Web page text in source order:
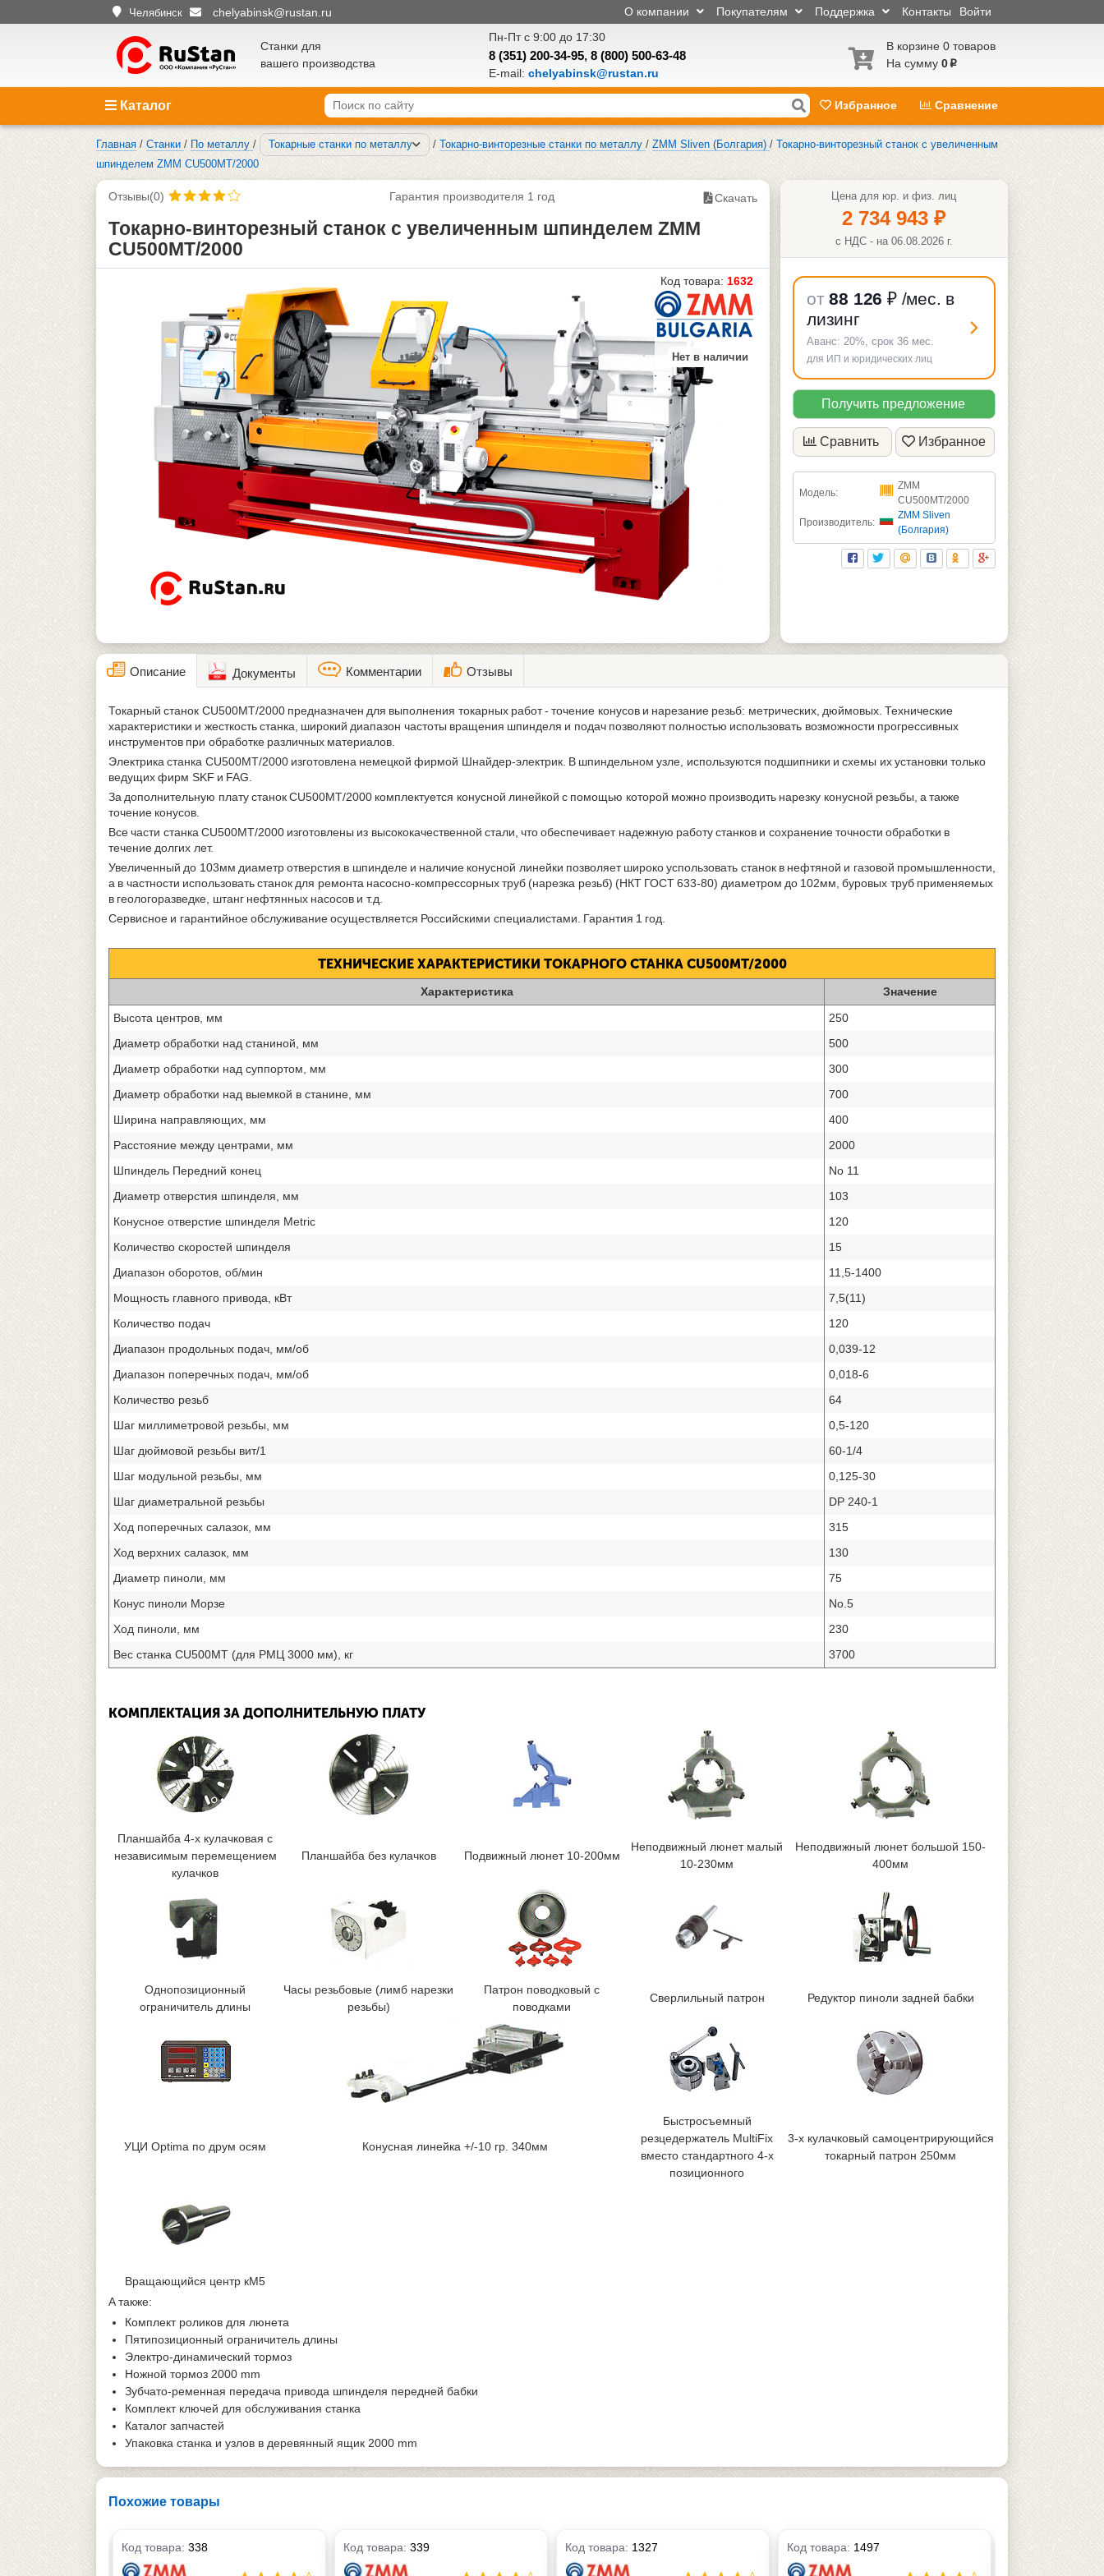
Челябинск chelyabinsk@rustan.ru Войти
Контакты
Поддержка
Покупателям
О компании
Станки для
вашего производства
Пн-Пт с 9:00 до 17:30
8 (351) 200-34-95, 8 (800) 500-63-48
E-mail: chelyabinsk@rustan.ru
В корзине 0 товаров
На сумму 0 p
Каталог Избранное Сравнение
Главная / Станки / По металлу / Токарные станки по металлу / Токарно-винторезные станки по металлу / ZMM Sliven (Болгария) / Токарно-винторезный станок с увеличенным
шпинделем ZMM CU500MT/2000
Отзывы(0) Гарантия производителя 1 год Скачать
Токарно-винторезный станок с увеличенным шпинделем ZMM
CU500MT/2000
Код товара: 1632
Нет в наличии
Цена для юр. и физ. лиц
2 734 943₽
с НДС - на 06.08.2026 г.
от 88 126 ₽ /мес. в
лизинг
Аванс: 20%, срок 36 мес.
для ИП и юридических лиц
Получить предложение
Сравнить Избранное
Модель:
ZMM
CU500MT/2000
Производитель:
ZMM Sliven
(Болгария)
Описание Документы Комментарии Отзывы
Токарный станок CU500MT/2000 предназначен для выполнения токарных работ - точение конусов и нарезание резьб: метрических, дюймовых. Технические
характеристики и жесткость станка, широкий диапазон частоты вращения шпинделя и подач позволяют полностью использовать возможности прогрессивных
инструментов при обработке различных материалов.
Электрика станка CU500MT/2000 изготовлена немецкой фирмой Шнайдер-электрик. В шпиндельном узле, используются подшипники и схемы их установки только
ведущих фирм SKF и FAG.
За дополнительную плату станок CU500MT/2000 комплектуется конусной линейкой с помощью которой можно производить нарезку конусной резьбы, а также
точение конусов.
Все части станка CU500MT/2000 изготовлены из высококачественной стали, что обеспечивает надежную работу станков и сохранение точности обработки в
течение долгих лет.
Увеличенный до 103мм диаметр отверстия в шпинделе и наличие конусной линейки позволяет широко успользовать станок в нефтяной и газовой промышленности,
а в частности использовать станок для ремонта насосно-компрессорных труб (нарезка резьб) (НКТ ГОСТ 633-80) диаметром до 102мм, буровых труб применяемых
в геологоразведке, штанг нефтянных насосов и т.д.
Сервисное и гарантийное обслуживание осуществляется Российскими специалистами. Гарантия 1 год.
ТЕХНИЧЕСКИЕ ХАРАКТЕРИСТИКИ ТОКАРНОГО СТАНКА CU500MT/2000
Характеристика
Значение
Высота центров, мм
250
Диаметр обработки над станиной, мм
500
Диаметр обработки над суппортом, мм
300
Диаметр обработки над выемкой в станине, мм
700
Ширина направляющих, мм
400
Расстояние между центрами, мм
2000
Шпиндель Передний конец
No 11
Диаметр отверстия шпинделя, мм
103
Конусное отверстие шпинделя Metric
120
Количество скоростей шпинделя
15
Диапазон оборотов, об/мин
11,5-1400
Мощность главного привода, кВт
7,5(11)
Количество подач
120
Диапазон продольных подач, мм/об
0,039-12
Диапазон поперечных подач, мм/об
0,018-6
Количество резьб
64
Шаг миллиметровой резьбы, мм
0,5-120
Шаг дюймовой резьбы вит/1
60-1/4
Шаг модульной резьбы, мм
0,125-30
Шаг диаметральной резьбы
DP 240-1
Ход поперечных салазок, мм
315
Ход верхних салазок, мм
130
Диаметр пиноли, мм
75
Конус пиноли Морзе
No.5
Ход пиноли, мм
230
Вес станка CU500MT (для РМЦ 3000 мм), кг
3700
КОМПЛЕКТАЦИЯ ЗА ДОПОЛНИТЕЛЬНУЮ ПЛАТУ
Планшайба 4-х кулачковая с
независимым перемещением
кулачков
Планшайба без кулачков Подвижный люнет 10-200мм
Неподвижный люнет малый
10-230мм
Неподвижный люнет большой 150-
400мм
Однопозиционный
ограничитель длины
Часы резьбовые (лимб нарезки
резьбы)
Патрон поводковый с
поводками
Сверлильный патрон Редуктор пиноли задней бабки
УЦИ Optima по друм осям Конусная линейка +/-10 гр. 340мм
Быстросъемный
резцедержатель MultiFix
вместо стандартного 4-х
позиционного
3-х кулачковый самоцентрирующийся
токарный патрон 250мм
Вращающийся центр кМ5
А также:
Комплект роликов для люнета
Пятипозиционный ограничитель длины
Электро-динамический тормоз
Ножной тормоз 2000 mm
Зубчато-ременная передача привода шпинделя передней бабки
Комплект ключей для обслуживания станка
Каталог запчастей
Упаковка станка и узлов в деревянный ящик 2000 mm
Похожие товары
Код товара: 338 Код товара: 339 Код товара: 1327 Код товара: 1497 Код товара: